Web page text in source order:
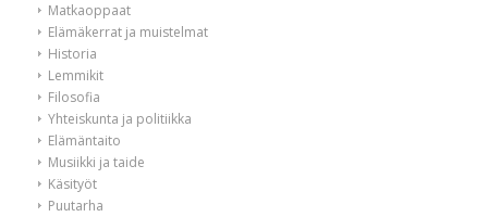
Matkaoppaat
Elämäkerrat ja muistelmat
Historia
Lemmikit
Filosofia
Yhteiskunta ja politiikka
Elämäntaito
Musiikki ja taide
Käsityöt
Puutarha